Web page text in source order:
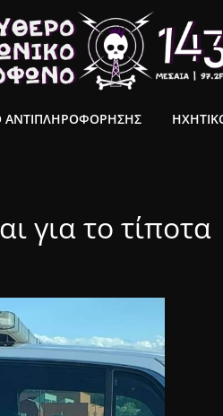
ΑΝΤΙΠΛΗΡΟΦΟΡΗΣΗΣ
για το τίποτα